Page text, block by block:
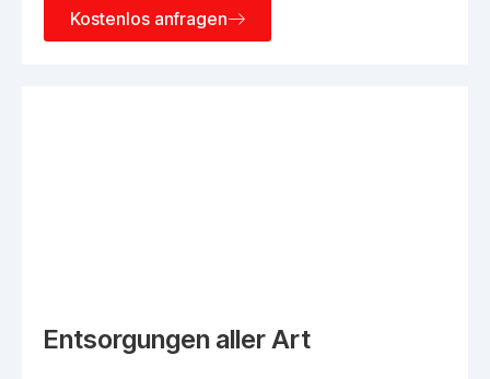
Kostenlos anfragen
Entsorgungen aller Art